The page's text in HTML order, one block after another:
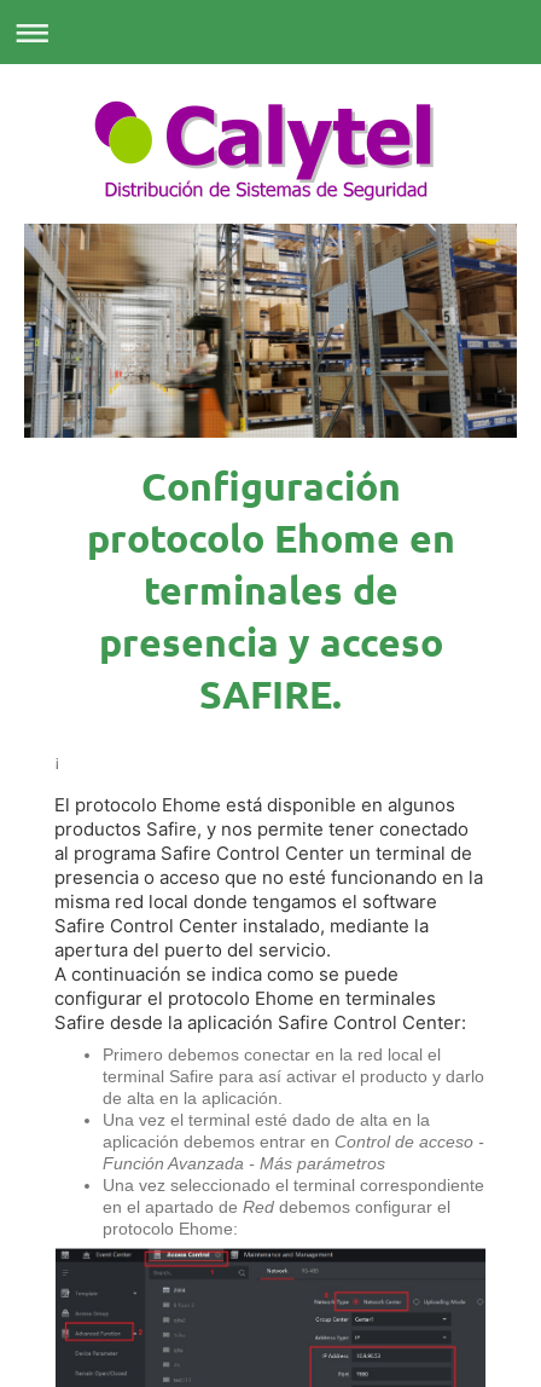
Configuración
protocolo Ehome en
terminales de
presencia y acceso
SAFIRE.
¡
El protocolo Ehome está disponible en algunos
productos Safire, y nos permite tener conectado
al programa Safire Control Center un terminal de
presencia o acceso que no esté funcionando en la
misma red local donde tengamos el software
Safire Control Center instalado, mediante la
apertura del puerto del servicio.
A continuación se indica como se puede
configurar el protocolo Ehome en terminales
Safire desde la aplicación Safire Control Center:
Primero debemos conectar en la red local el
terminal Safire para así activar el producto y darlo
de alta en la aplicación.
Una vez el terminal esté dado de alta en la
aplicación debemos entrar en Control de acceso -
Función Avanzada - Más parámetros
Una vez seleccionado el terminal correspondiente
en el apartado de Red debemos configurar el
protocolo Ehome: